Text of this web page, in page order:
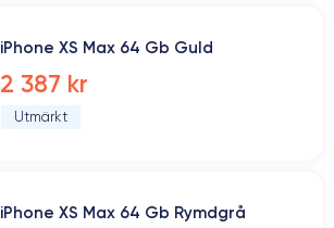
iPhone XS Max 64 Gb Guld
2 387 kr
Utmärkt
iPhone XS Max 64 Gb Rymdgrå